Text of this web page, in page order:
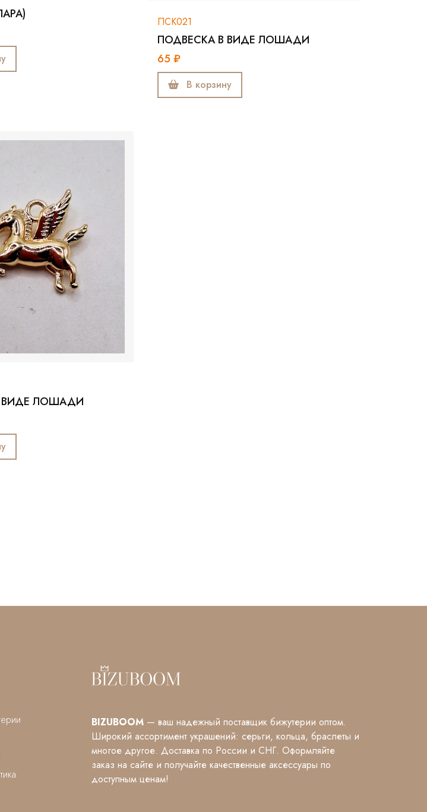
ПСК021
ПОДВЕСКА В ВИДЕ ЛОШАДИ
65 ₽
В корзину
ВИДЕ ЛОШАДИ
BIZUBOOM — ваш надежный поставщик бижутерии оптом.
Широкий ассортимент украшений: серьги, кольца, браслеты и
многое другое. Доставка по России и СНГ. Оформляйте
заказ на сайте и получайте качественные аксессуары по
доступным ценам!